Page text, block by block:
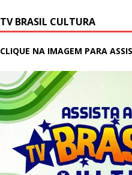
TV BRASIL CULTURA
CLIQUE NA IMAGEM PARA